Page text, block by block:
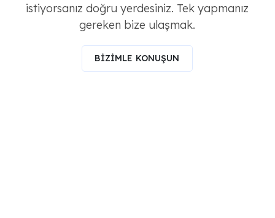
istiyorsanız doğru yerdesiniz. Tek yapmanız
gereken bize ulaşmak.
BİZİMLE KONUŞUN